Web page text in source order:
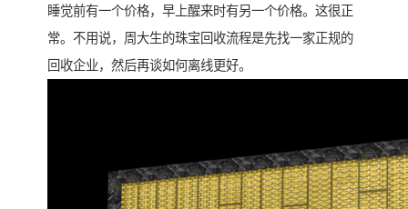
睡觉前有一个价格，早上醒来时有另一个价格。这很正
常。不用说，周大生的珠宝回收流程是先找一家正规的
回收企业，然后再谈如何离线更好。